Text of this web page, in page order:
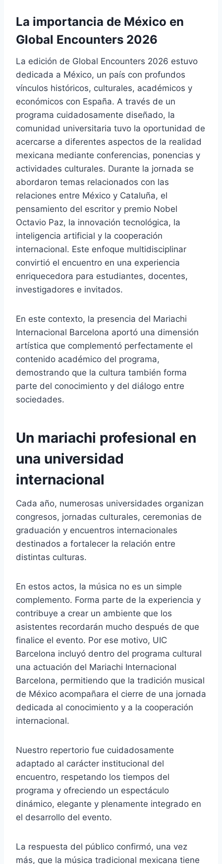
La importancia de México en
Global Encounters 2026
La edición de Global Encounters 2026 estuvo
dedicada a México, un país con profundos
vínculos históricos, culturales, académicos y
económicos con España. A través de un
programa cuidadosamente diseñado, la
comunidad universitaria tuvo la oportunidad de
acercarse a diferentes aspectos de la realidad
mexicana mediante conferencias, ponencias y
actividades culturales. Durante la jornada se
abordaron temas relacionados con las
relaciones entre México y Cataluña, el
pensamiento del escritor y premio Nobel
Octavio Paz, la innovación tecnológica, la
inteligencia artificial y la cooperación
internacional. Este enfoque multidisciplinar
convirtió el encuentro en una experiencia
enriquecedora para estudiantes, docentes,
investigadores e invitados.
En este contexto, la presencia del Mariachi
Internacional Barcelona aportó una dimensión
artística que complementó perfectamente el
contenido académico del programa,
demostrando que la cultura también forma
parte del conocimiento y del diálogo entre
sociedades.
Un mariachi profesional en
una universidad
internacional
Cada año, numerosas universidades organizan
congresos, jornadas culturales, ceremonias de
graduación y encuentros internacionales
destinados a fortalecer la relación entre
distintas culturas.
En estos actos, la música no es un simple
complemento. Forma parte de la experiencia y
contribuye a crear un ambiente que los
asistentes recordarán mucho después de que
finalice el evento. Por ese motivo, UIC
Barcelona incluyó dentro del programa cultural
una actuación del Mariachi Internacional
Barcelona, permitiendo que la tradición musical
de México acompañara el cierre de una jornada
dedicada al conocimiento y a la cooperación
internacional.
Nuestro repertorio fue cuidadosamente
adaptado al carácter institucional del
encuentro, respetando los tiempos del
programa y ofreciendo un espectáculo
dinámico, elegante y plenamente integrado en
el desarrollo del evento.
La respuesta del público confirmó, una vez
más, que la música tradicional mexicana tiene